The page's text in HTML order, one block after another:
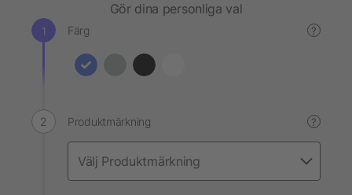
Gör dina personliga val
Färg ?
Produktmärkning ?